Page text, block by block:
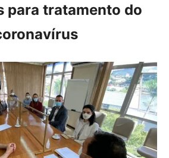
para tratamento do